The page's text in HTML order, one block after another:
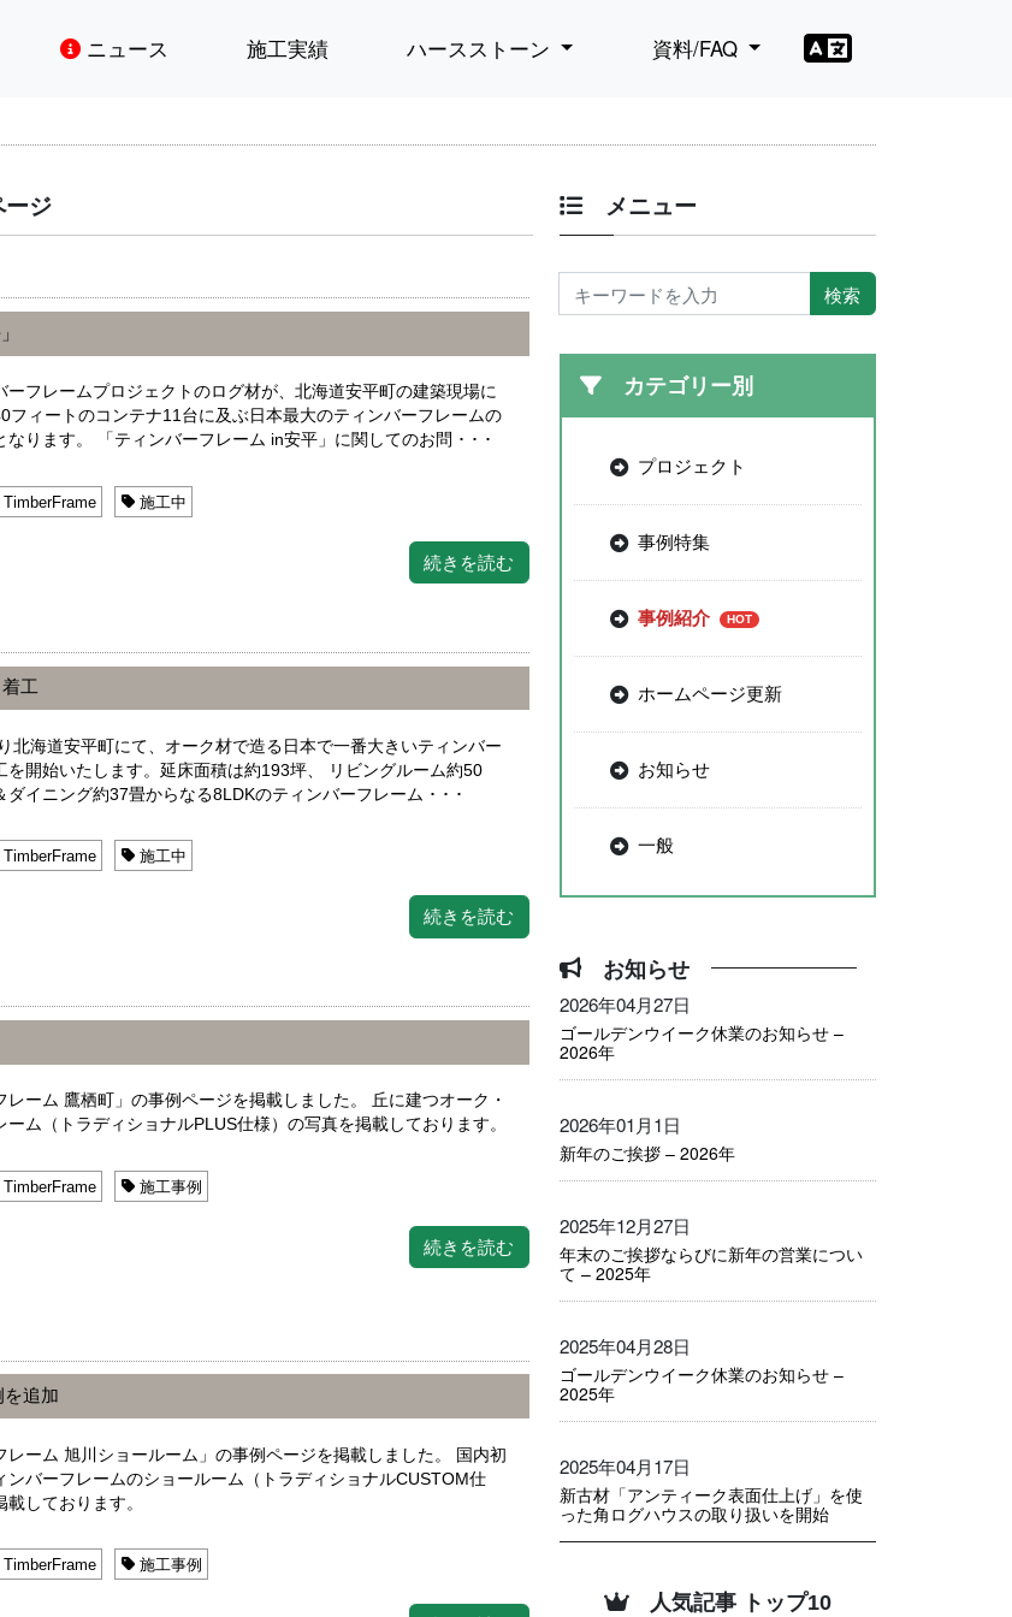
ニュース 施工実績 ハースストーン 資料/FAQ
ジ
ーフレームプロジェクトのログ材が、北海道安平町の建築現場に
フィートのコンテナ11台に及ぶ日本最大のティンバーフレームの
なります。 「ティンバーフレーム in安平」に関してのお問 ･ ･ ･
TimberFrame 施工中
続きを読む
工
北海道安平町にて、オーク材で造る日本で一番大きいティンバー
を開始いたします。延床面積は約193坪、 リビングルーム約50
ダイニング約37畳からなる8LDKのティンバーフレーム ･ ･ ･
TimberFrame 施工中
続きを読む
レーム 鷹栖町」の事例ページを掲載しました。 丘に建つオーク・
ーム（トラディショナルPLUS仕様）の写真を掲載しております。
TimberFrame 施工事例
続きを読む
を追加
レーム 旭川ショールーム」の事例ページを掲載しました。 国内初
ンバーフレームのショールーム（トラディショナルCUSTOM仕
しております。
TimberFrame 施工事例
メニュー
カテゴリー別
プロジェクト
事例特集
事例紹介
ホームページ更新
お知らせ
一般
お知らせ
2026年04月27日
ゴールデンウイーク休業のお知らせ –
2026年
2026年01月1日
新年のご挨拶 – 2026年
2025年12月27日
年末のご挨拶ならびに新年の営業につい
て – 2025年
2025年04月28日
ゴールデンウイーク休業のお知らせ –
2025年
2025年04月17日
新古材「アンティーク表面仕上げ」を使
った角ログハウスの取り扱いを開始
人気記事 トップ10